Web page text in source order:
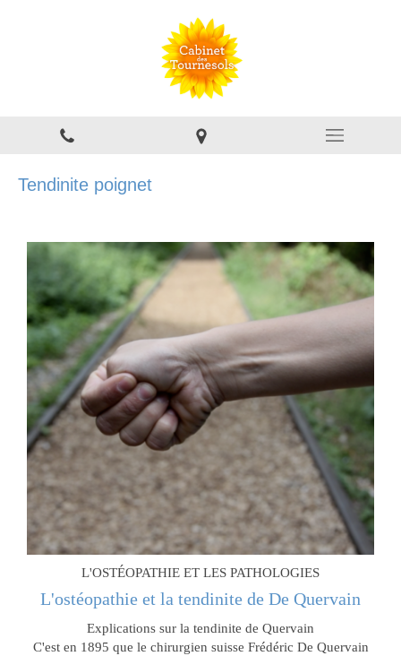
Tendinite poignet
L'OSTÉOPATHIE ET LES PATHOLOGIES
L'ostéopathie et la tendinite de De Quervain
Explications sur la tendinite de Quervain
C'est en 1895 que le chirurgien suisse Frédéric De Quervain